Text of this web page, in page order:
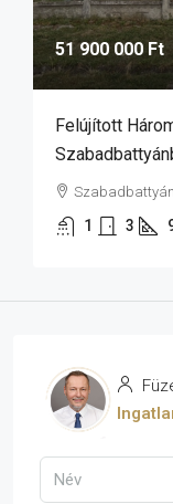
51 900 000 Ft
Felújított
Szabadbattyán
1 3